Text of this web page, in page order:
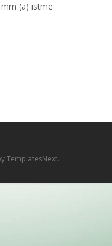
(a) istme
TemplatesNext.